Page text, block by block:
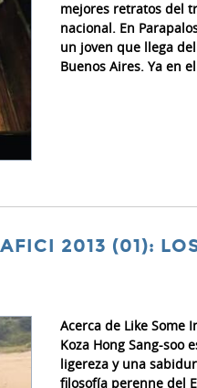
mejores retratos del
nacional. En
un joven que llega
Buenos Aires. Ya en
2013 (01):
Acerca de Like Some
Koza Hong Sang-soo
ligereza y una
filosofía perenne del